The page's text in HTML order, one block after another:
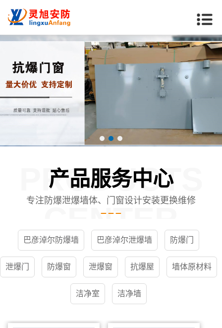
产品服务中心
PRODUCTS
CENTER
专注防爆泄爆墙体、门窗设计安装更换维修
巴彦淖尔防爆墙 巴彦淖尔泄爆墙 防爆门
泄爆门 防爆窗 泄爆窗 抗爆屋 墙体原材料
洁净室 洁净墙